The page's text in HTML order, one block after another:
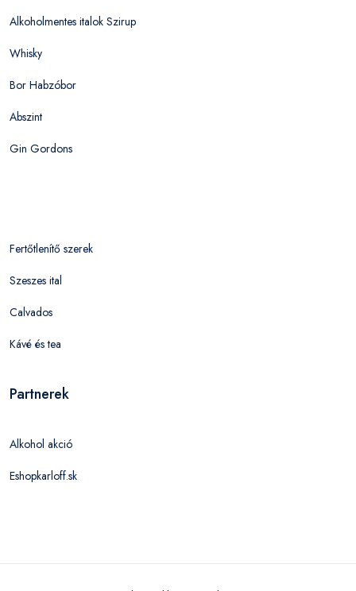
Alkoholmentes italok Szirup
Whisky
Bor Habzóbor
Abszint
Gin Gordons
Fertőtlenítő szerek
Szeszes ital
Calvados
Kávé és tea
Partnerek
Alkohol akció
Eshopkarloff.sk